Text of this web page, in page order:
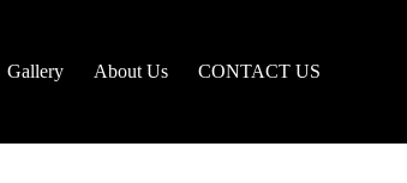
Gallery About Us CONTACT US